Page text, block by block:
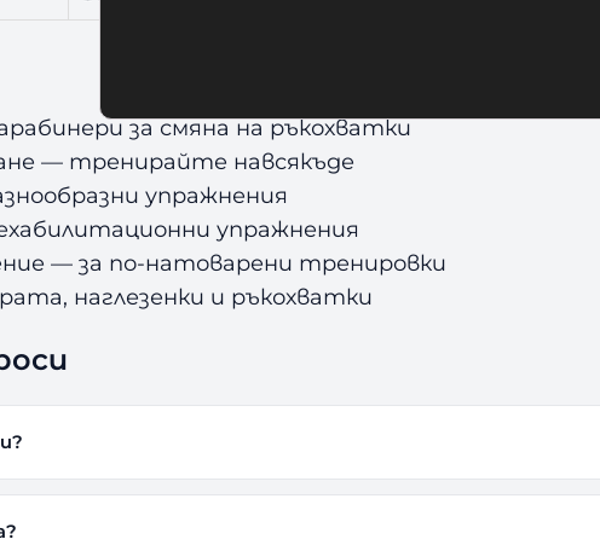
за смяна на ръкохватки
— тренирайте навсякъде
упражнения
упражнения
— за по-натоварени тренировки
наглезенки и ръкохватки